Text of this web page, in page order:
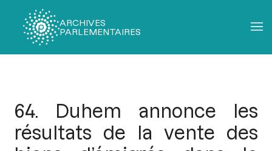
ARCHIVES
PARLEMENTAIRES
64. Duhem annonce les
résultats de la vente des